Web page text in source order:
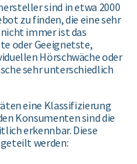
sind in etwa 2000
zu finden, die eine sehr
immer ist das
oder Geeignetste,
Hörschwäche oder
sehr unterschiedlich
eine Klassifizierung
Konsumenten sind die
erkennbar. Diese
werden: